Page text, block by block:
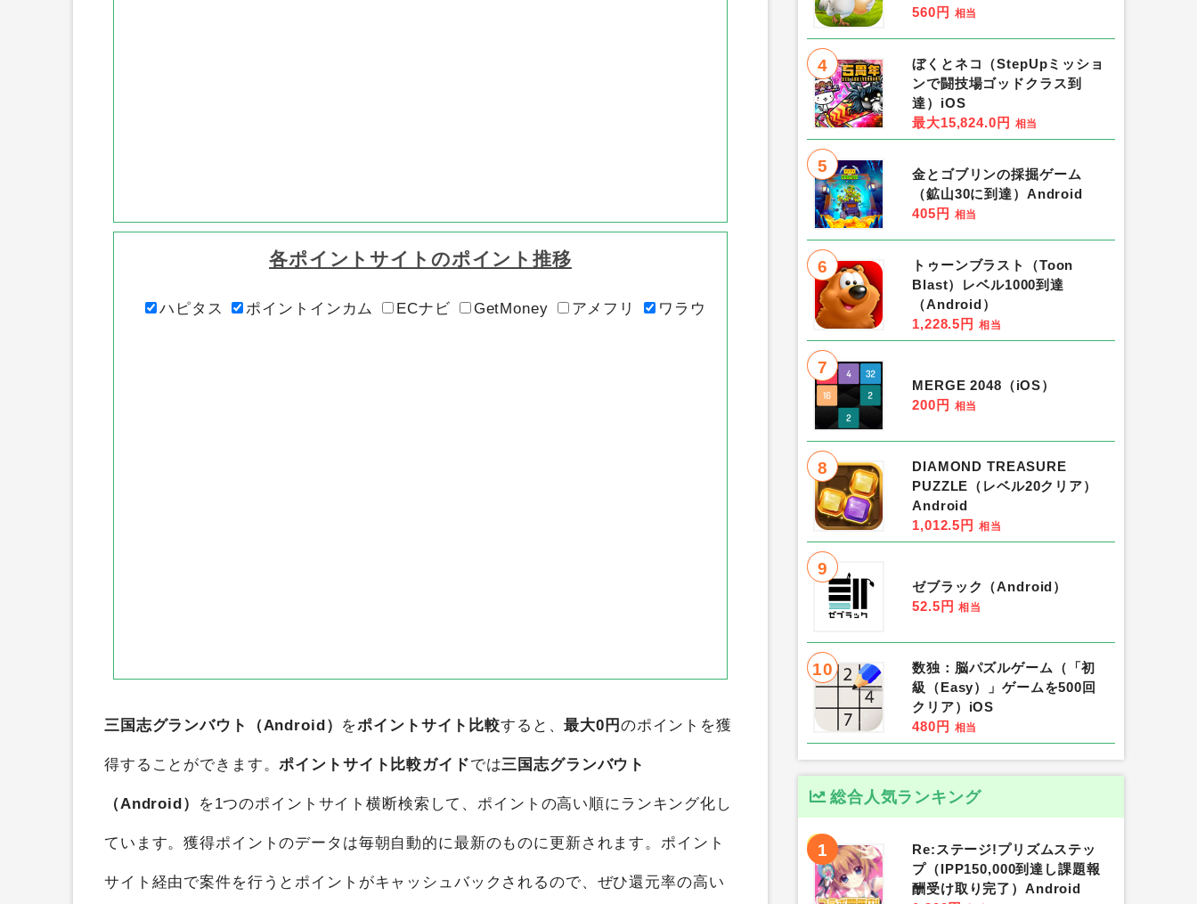
三国志グランバウト（Android）をポイントサイト比較すると、最大0円のポイントを獲
得することができます。ポイントサイト比較ガイドでは三国志グランバウト
（Android）を1つのポイントサイト横断検索して、ポイントの高い順にランキング化し
560円 相当
4
ぼくとネコ（StepUpミッショ
ンで闘技場ゴッドクラス到
達）iOS
最大15,824.0円 相当
5
金とゴブリンの採掘ゲーム
（鉱山30に到達）Android
405円 相当
6
トゥーンブラスト（Toon
Blast）レベル1000到達
（Android）
1,228.5円 相当
7
MERGE 2048（iOS）
200円 相当
8
DIAMOND TREASURE
PUZZLE（レベル20クリア）
Android
1,012.5円 相当
9
ゼブラック（Android）
52.5円 相当
10
数独：脳パズルゲーム（「初
級（Easy）」ゲームを500回
クリア）iOS
480円 相当
総合人気ランキング
1
Re:ステージ!プリズムステッ
プ（IPP150,000到達し課題報
酬受け取り完了）Android